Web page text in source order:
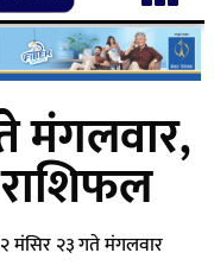
मंगलवार,
मंसिर २३ गते मंगलवार